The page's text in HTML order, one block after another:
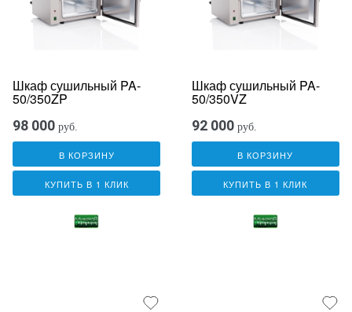
Шкаф сушильный PA-
50/350ZP
98 000 руб.
В КОРЗИНУ
КУПИТЬ В 1 КЛИК
Шкаф сушильный PA-
50/350VZ
92 000 руб.
В КОРЗИНУ
КУПИТЬ В 1 КЛИК